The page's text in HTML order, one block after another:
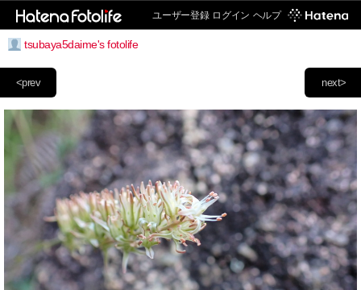
ユーザー登録 ログイン ヘルプ
tsubaya5daime's fotolife
next>
<prev